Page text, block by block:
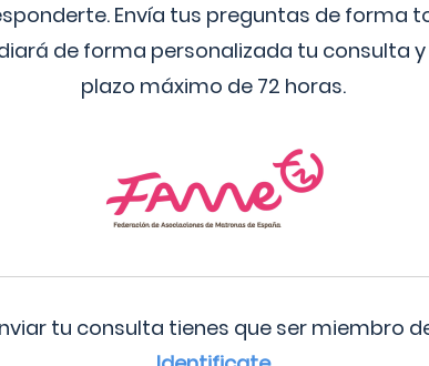
Envía tus preguntas de forma
de forma personalizada tu consulta y
plazo máximo de 72 horas.
tu consulta tienes que ser miembro de